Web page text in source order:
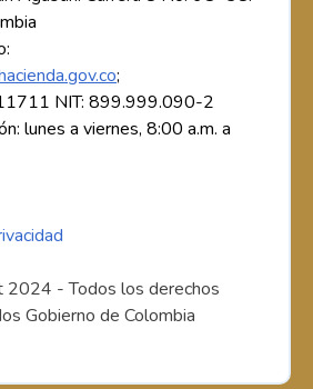
;
NIT: 899.999.090-2
lunes a viernes, 8:00 a.m. a
2024 - Todos los derechos
Gobierno de Colombia